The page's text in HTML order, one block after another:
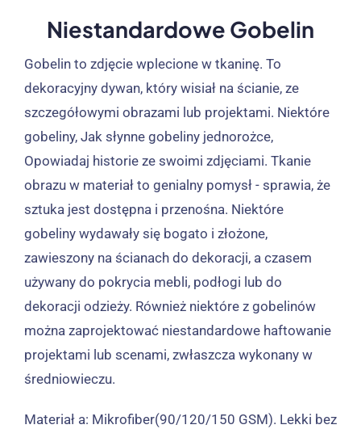
Niestandardowe Gobelin
Gobelin to zdjęcie wplecione w tkaninę. To
dekoracyjny dywan, który wisiał na ścianie, ze
szczegółowymi obrazami lub projektami. Niektóre
gobeliny, Jak słynne gobeliny jednorożce,
Opowiadaj historie ze swoimi zdjęciami. Tkanie
obrazu w materiał to genialny pomysł - sprawia, że ​​
sztuka jest dostępna i przenośna. Niektóre
gobeliny wydawały się bogato i złożone,
zawieszony na ścianach do dekoracji, a czasem
używany do pokrycia mebli, podłogi lub do
dekoracji odzieży. Również niektóre z gobelinów
można zaprojektować niestandardowe haftowanie
projektami lub scenami, zwłaszcza wykonany w
średniowieczu.
Materiał a: Mikrofiber(90/120/150 GSM). Lekki bez